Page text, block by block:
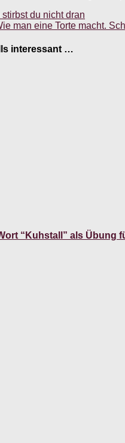
stirbst du nicht dran
man eine Torte macht.
interessant …
“Kuhstall” als Übung